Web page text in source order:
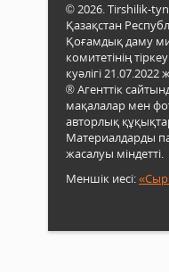
© 2026. Tirshilik-
Қазақстан
Қоғамдық даму
комитетінің
куәлігі
® Агенттік
мақалалар мен
авторлық
Материалдарды
жасалуы міндетті.
Меншік иесі: